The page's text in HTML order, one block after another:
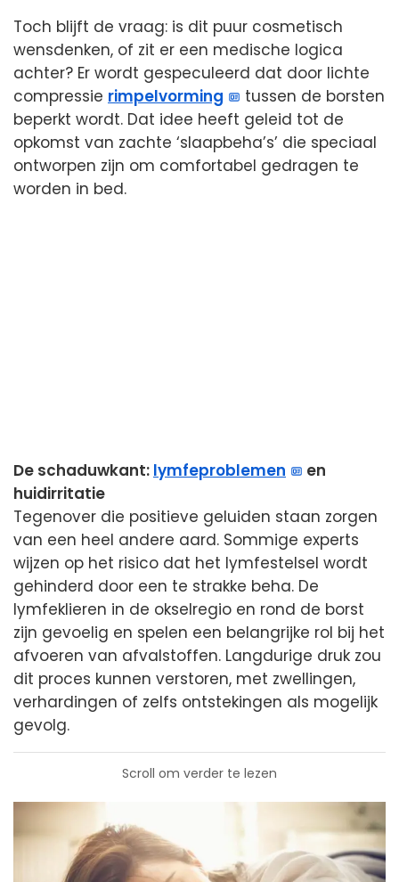
Toch blijft de vraag: is dit puur cosmetisch
wensdenken, of zit er een medische logica
achter? Er wordt gespeculeerd dat door lichte
compressie rimpelvorming
tussen de borsten
beperkt wordt. Dat idee heeft geleid tot de
opkomst van zachte ‘slaapbeha’s’ die speciaal
ontworpen zijn om comfortabel gedragen te
worden in bed.
De schaduwkant: lymfeproblemen
en
huidirritatie
Tegenover die positieve geluiden staan zorgen
van een heel andere aard. Sommige experts
wijzen op het risico dat het lymfestelsel wordt
gehinderd door een te strakke beha. De
lymfeklieren in de okselregio en rond de borst
zijn gevoelig en spelen een belangrijke rol bij het
afvoeren van afvalstoffen. Langdurige druk zou
dit proces kunnen verstoren, met zwellingen,
verhardingen of zelfs ontstekingen als mogelijk
gevolg.
Scroll om verder te lezen